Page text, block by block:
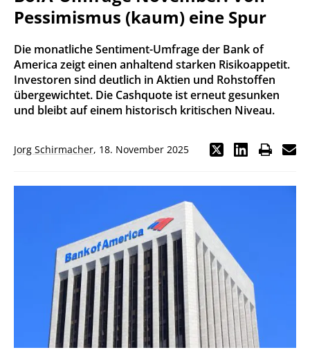
Pessimismus (kaum) eine Spur
Die monatliche Sentiment-Umfrage der Bank of
America zeigt einen anhaltend starken Risikoappetit.
Investoren sind deutlich in Aktien und Rohstoffen
übergewichtet. Die Cashquote ist erneut gesunken
und bleibt auf einem historisch kritischen Niveau.
Jorg Schirmacher, 18. November 2025